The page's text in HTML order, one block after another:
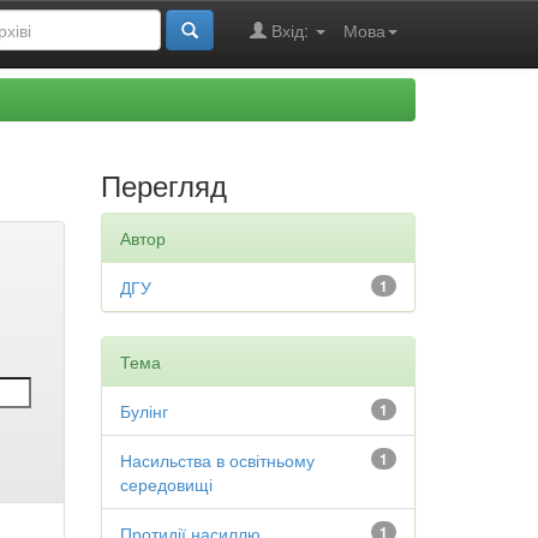
Мова
Вхід:
Перегляд
Автор
1
ДГУ
Тема
1
Булінг
1
Насильства в освітньому
середовищі
1
Протидії насиллю